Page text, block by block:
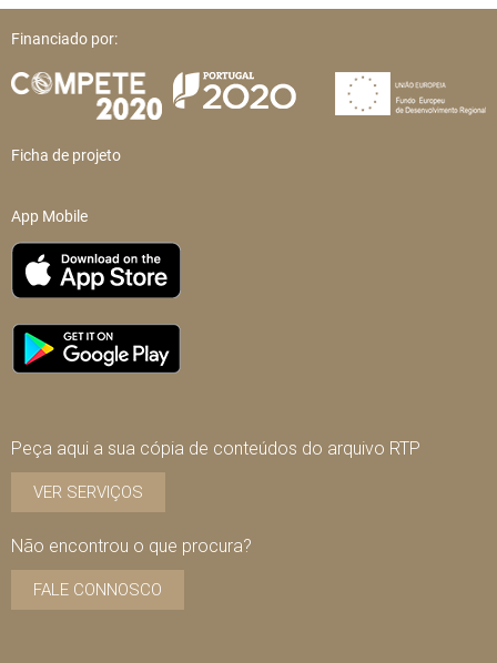
Financiado por:
Ficha de projeto
App Mobile
Peça aqui a sua cópia de conteúdos do arquivo RTP
VER SERVIÇOS
Não encontrou o que procura?
FALE CONNOSCO